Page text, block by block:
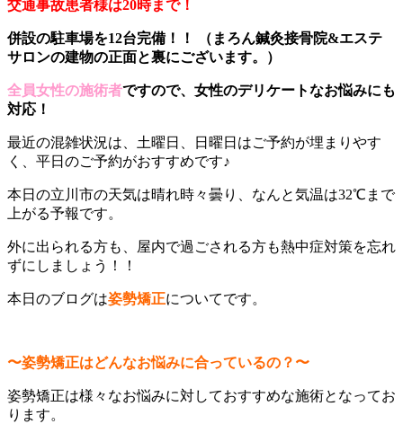
交通事故患者様は20時まで！
併設の駐車場を12台完備！！ （まろん鍼灸接骨院&エステ
サロンの建物の正面と裏にございます。）
全員女性の施術者ですので、女性のデリケートなお悩みにも
対応！
最近の混雑状況は、土曜日、日曜日はご予約が埋まりやす
く、平日のご予約がおすすめです♪
本日の立川市の天気は晴れ時々曇り、なんと気温は32℃まで
上がる予報です。
外に出られる方も、屋内で過ごされる方も熱中症対策を忘れ
ずにしましょう！！
本日のブログは姿勢矯正についてです。
〜姿勢矯正はどんなお悩みに合っているの？〜
姿勢矯正は様々なお悩みに対しておすすめな施術となってお
ります。